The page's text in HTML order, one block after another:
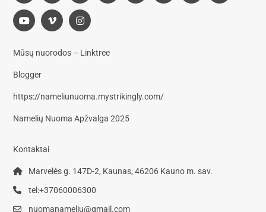
Mūsų nuorodos – Linktree
Blogger
https://nameliunuoma.mystrikingly.com/
Namelių Nuoma Apžvalga 2025
Kontaktai
Marvelės g. 147D-2, Kaunas, 46206 Kauno m. sav.
tel:+37060006300
nuomanameliu@gmail.com